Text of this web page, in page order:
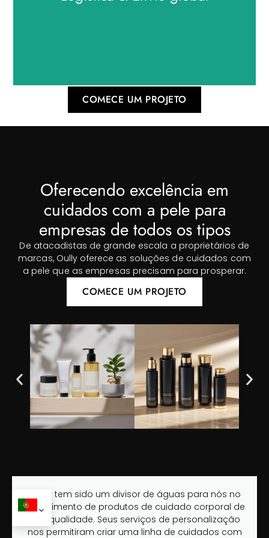
volume, também oferecemos opções de
Logística & Envio global
alfandegário, e conformidade para garantir a
entrega tranquila de produtos para mais de 20
países em todo o mundo.
COMECE UM PROJETO
Oferecendo excelência em
cuidados com a pele para
empresas de todos os tipos
De atacadistas de grande escala a proprietários de
marcas, Oully oferece as soluções de cuidados com
a pele que as empresas precisam para prosperar.
COMECE UM PROJETO
“Oully tem sido um divisor de águas para nós no
fornecimento de produtos de cuidado corporal de
alta qualidade. Seus serviços de personalização
nos permitiram criar uma linha de cuidados com